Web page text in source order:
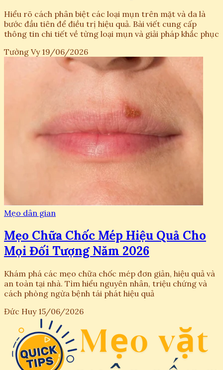
Hiểu rõ cách phân biệt các loại mụn trên mặt và da là
bước đầu tiên để điều trị hiệu quả. Bài viết cung cấp
thông tin chi tiết về từng loại mụn và giải pháp khắc phục
Tường Vy 19/06/2026
Mẹo dân gian
Mẹo Chữa Chốc Mép Hiệu Quả Cho
Mọi Đối Tượng Năm 2026
Khám phá các mẹo chữa chốc mép đơn giản, hiệu quả và
an toàn tại nhà. Tìm hiểu nguyên nhân, triệu chứng và
cách phòng ngừa bệnh tái phát hiệu quả
Đức Huy 15/06/2026